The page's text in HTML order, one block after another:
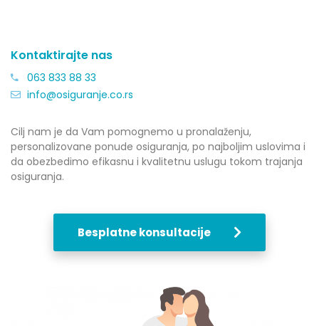
Kontaktirajte nas
063 833 88 33
info@osiguranje.co.rs
Cilj nam je da Vam pomognemo u pronalaženju,
personalizovane ponude osiguranja, po najboljim uslovima i
da obezbedimo efikasnu i kvalitetnu uslugu tokom trajanja
osiguranja.
Besplatne konsultacije